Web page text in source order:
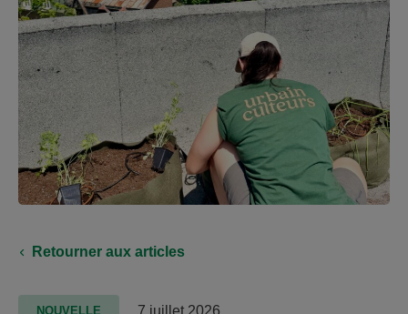
Retourner aux articles
NOUVELLE 7 juillet 2026